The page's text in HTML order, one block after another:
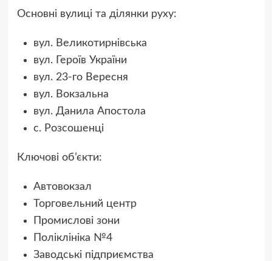
Основні вулиці та ділянки руху:
вул. Великотирнівська
вул. Героїв України
вул. 23-го Вересня
вул. Вокзальна
вул. Данила Апостола
с. Розсошенці
Ключові об’єкти:
Автовокзал
Торговельний центр
Промислові зони
Поліклініка №4
Заводські підприємства